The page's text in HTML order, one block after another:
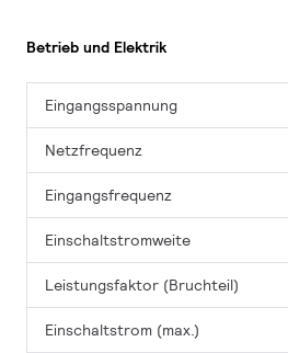
Betrieb und Elektrik
Eingangsspannung
Netzfrequenz
Eingangsfrequenz
Einschaltstromweite
Leistungsfaktor (Bruchteil)
Einschaltstrom (max.)